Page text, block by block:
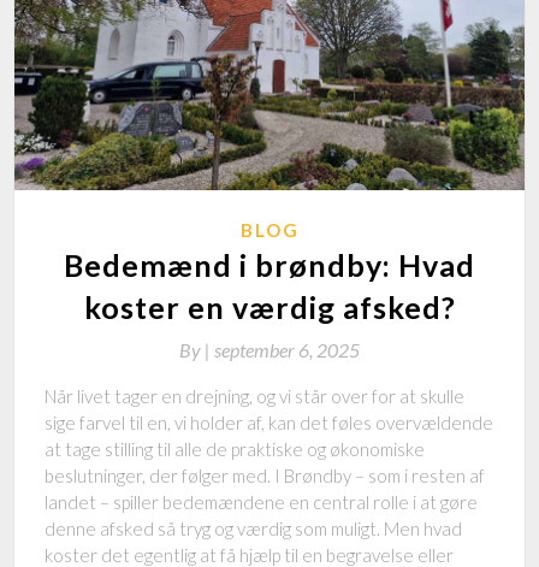
BLOG
Bedemænd i brøndby: Hvad
koster en værdig afsked?
By | september 6, 2025
Når livet tager en drejning, og vi står over for at skulle
sige farvel til en, vi holder af, kan det føles overvældende
at tage stilling til alle de praktiske og økonomiske
beslutninger, der følger med. I Brøndby – som i resten af
landet – spiller bedemændene en central rolle i at gøre
denne afsked så tryg og værdig som muligt. Men hvad
koster det egentlig at få hjælp til en begravelse eller